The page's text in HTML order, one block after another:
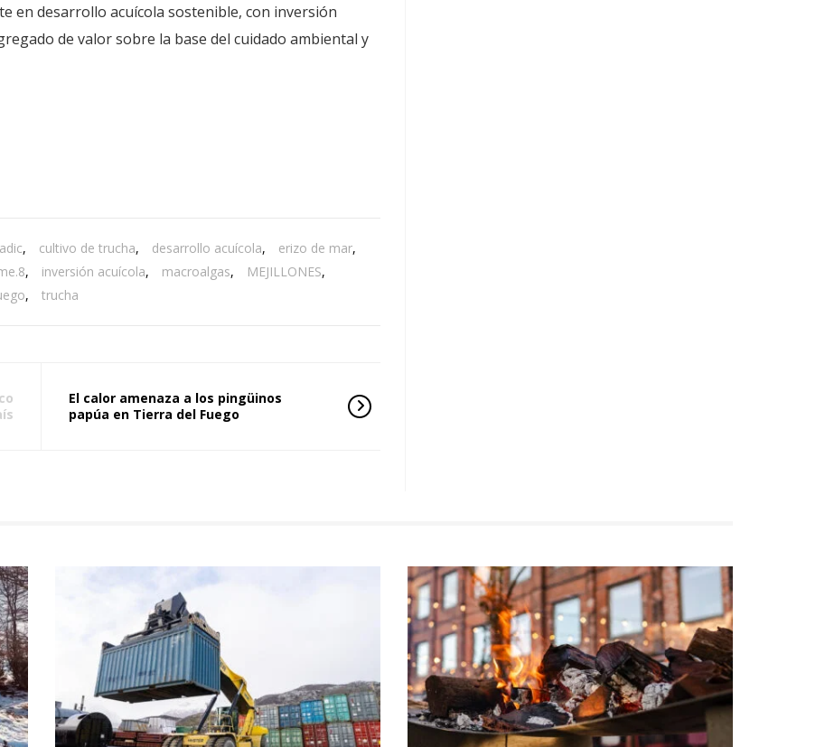
en desarrollo acuícola sostenible, con inversión
de valor sobre la base del cuidado ambiental y
, cultivo de trucha, desarrollo acuícola, erizo de mar,
, inversión acuícola, macroalgas, MEJILLONES,
, trucha
El calor amenaza a los pingüinos
papúa en Tierra del Fuego